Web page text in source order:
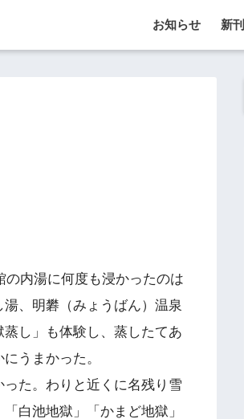
お知らせ 新
内湯に何度も浸かったのは
、明礬（みょうばん）温泉
し」も体験し、蒸したてあ
うまかった。
た。わりと近くに名残り雪
白池地獄」「かまど地獄」